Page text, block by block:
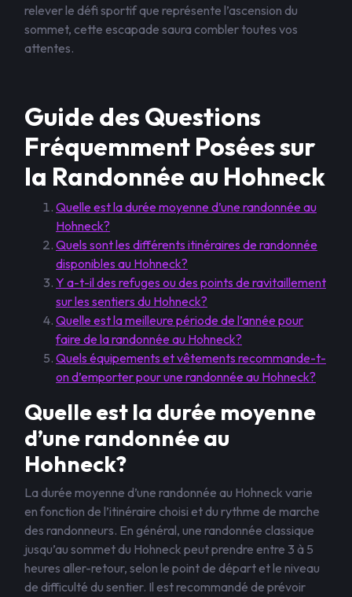
relever le défi sportif que représente l’ascension du
sommet, cette escapade saura combler toutes vos
attentes.
Guide des Questions
Fréquemment Posées sur
la Randonnée au Hohneck
Quelle est la durée moyenne d’une randonnée au
Hohneck?
Quels sont les différents itinéraires de randonnée
disponibles au Hohneck?
Y a-t-il des refuges ou des points de ravitaillement
sur les sentiers du Hohneck?
Quelle est la meilleure période de l’année pour
faire de la randonnée au Hohneck?
Quels équipements et vêtements recommande-t-
on d’emporter pour une randonnée au Hohneck?
Quelle est la durée moyenne
d’une randonnée au
Hohneck?
La durée moyenne d’une randonnée au Hohneck varie
en fonction de l’itinéraire choisi et du rythme de marche
des randonneurs. En général, une randonnée classique
jusqu’au sommet du Hohneck peut prendre entre 3 à 5
heures aller-retour, selon le point de départ et le niveau
de difficulté du sentier. Il est recommandé de prévoir